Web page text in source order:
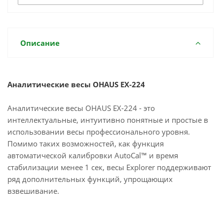
Описание
Аналитические весы OHAUS EX-224
Аналитические весы OHAUS EX-224 - это
интеллектуальные, интуитивно понятные и простые в
использовании весы профессионального уровня.
Помимо таких возможностей, как функция
автоматической калибровки AutoCal™ и время
стабилизации менее 1 сек, весы Explorer поддерживают
ряд дополнительных функций, упрощающих
взвешивание.